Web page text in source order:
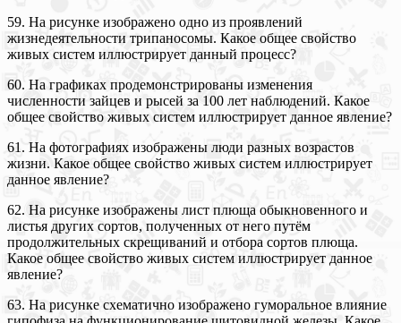
59. На рисунке изображено одно из проявлений
жизнедеятельности трипаносомы. Какое общее свойство
живых систем иллюстрирует данный процесс?
60. На графиках продемонстрированы изменения
численности зайцев и рысей за 100 лет наблюдений. Какое
общее свойство живых систем иллюстрирует данное явление?
61. На фотографиях изображены люди разных возрастов
жизни. Какое общее свойство живых систем иллюстрирует
данное явление?
62. На рисунке изображены лист плюща обыкновенного и
листья других сортов, полученных от него путём
продолжительных скрещиваний и отбора сортов плюща.
Какое общее свойство живых систем иллюстрирует данное
явление?
63. На рисунке схематично изображено гуморальное влияние